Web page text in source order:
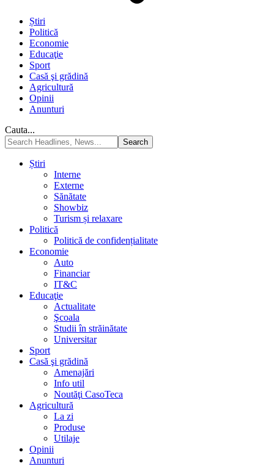
Știri
Politică
Economie
Educaţie
Sport
Casă şi grădină
Agricultură
Opinii
Anunturi
Cauta...
Știri
Interne
Externe
Sănătate
Showbiz
Turism și relaxare
Politică
Politică de confidențialitate
Economie
Auto
Financiar
IT&C
Educaţie
Actualitate
Şcoala
Studii în străinătate
Universitar
Sport
Casă şi grădină
Amenajări
Info util
Noutăţi CasoTeca
Agricultură
La zi
Produse
Utilaje
Opinii
Anunturi